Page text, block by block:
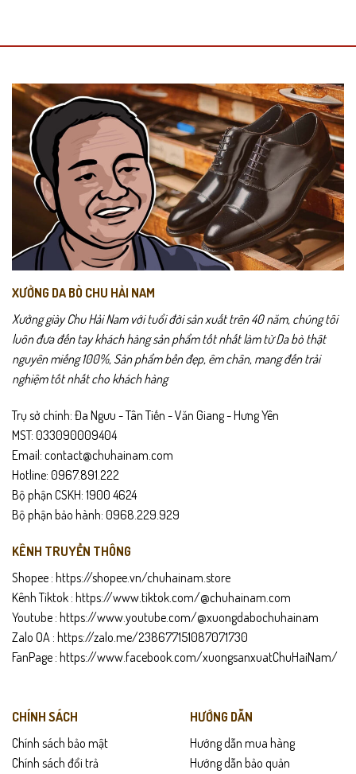
XƯỞNG DA BÒ CHU HẢI NAM
Xưởng giày Chu Hải Nam với tuổi đời sản xuất trên 40 năm, chúng tôi
luôn đưa đến tay khách hàng sản phẩm tốt nhất làm từ Da bò thật
nguyên miếng 100%, Sản phẩm bền đẹp, êm chân, mang đến trải
nghiệm tốt nhất cho khách hàng
Trụ sở chính: Đa Ngưu - Tân Tiến - Văn Giang - Hưng Yên
MST: 033090009404
Email: contact@chuhainam.com
Hotline: 0967.891.222
Bộ phận CSKH: 1900 4624
Bộ phận bảo hành: 0968.229.929
KÊNH TRUYỀN THÔNG
Shopee : https://shopee.vn/chuhainam.store
Kênh Tiktok : https://www.tiktok.com/@chuhainam.com
Youtube : https://www.youtube.com/@xuongdabochuhainam
Zalo OA : https://zalo.me/238677151087071730
FanPage : https://www.facebook.com/xuongsanxuatChuHaiNam/
CHÍNH SÁCH
Chính sách bảo mật
Chính sách đổi trả
HƯỚNG DẪN
Hướng dẫn mua hàng
Hướng dẫn bảo quản